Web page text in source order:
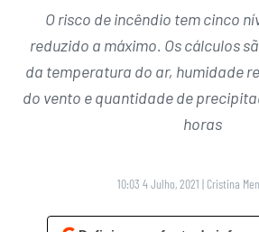
O risco de incêndio tem cinco
reduzido a máximo. Os cálculos
da temperatura do ar, humidade
do vento e quantidade de
horas
10:03 4 Julho, 2021 | Cristina